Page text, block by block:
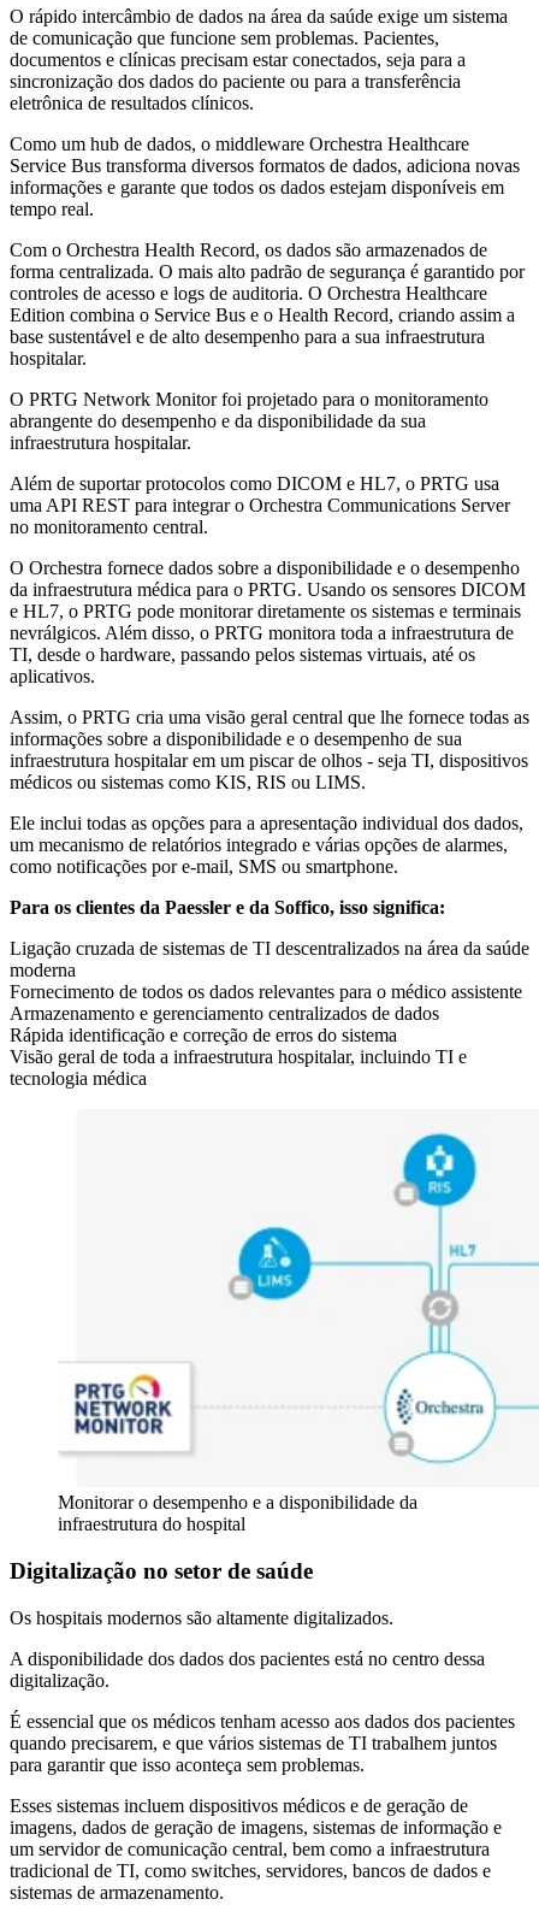
O rápido intercâmbio de dados na área da saúde exige um sistema
de comunicação que funcione sem problemas. Pacientes,
documentos e clínicas precisam estar conectados, seja para a
sincronização dos dados do paciente ou para a transferência
eletrônica de resultados clínicos.
Como um hub de dados, o middleware Orchestra Healthcare
Service Bus transforma diversos formatos de dados, adiciona novas
informações e garante que todos os dados estejam disponíveis em
tempo real.
Com o Orchestra Health Record, os dados são armazenados de
forma centralizada. O mais alto padrão de segurança é garantido por
controles de acesso e logs de auditoria. O Orchestra Healthcare
Edition combina o Service Bus e o Health Record, criando assim a
base sustentável e de alto desempenho para a sua infraestrutura
hospitalar.
O PRTG Network Monitor foi projetado para o monitoramento
abrangente do desempenho e da disponibilidade da sua
infraestrutura hospitalar.
Além de suportar protocolos como DICOM e HL7, o PRTG usa
uma API REST para integrar o Orchestra Communications Server
no monitoramento central.
O Orchestra fornece dados sobre a disponibilidade e o desempenho
da infraestrutura médica para o PRTG. Usando os sensores DICOM
e HL7, o PRTG pode monitorar diretamente os sistemas e terminais
nevrálgicos. Além disso, o PRTG monitora toda a infraestrutura de
TI, desde o hardware, passando pelos sistemas virtuais, até os
aplicativos.
Assim, o PRTG cria uma visão geral central que lhe fornece todas as
informações sobre a disponibilidade e o desempenho de sua
infraestrutura hospitalar em um piscar de olhos - seja TI, dispositivos
médicos ou sistemas como KIS, RIS ou LIMS.
Ele inclui todas as opções para a apresentação individual dos dados,
um mecanismo de relatórios integrado e várias opções de alarmes,
como notificações por e-mail, SMS ou smartphone.
Para os clientes da Paessler e da Soffico, isso significa:
Ligação cruzada de sistemas de TI descentralizados na área da saúde
moderna
Fornecimento de todos os dados relevantes para o médico assistente
Armazenamento e gerenciamento centralizados de dados
Rápida identificação e correção de erros do sistema
Visão geral de toda a infraestrutura hospitalar, incluindo TI e
tecnologia médica
Monitorar o desempenho e a disponibilidade da
infraestrutura do hospital
Digitalização no setor de saúde
Os hospitais modernos são altamente digitalizados.
A disponibilidade dos dados dos pacientes está no centro dessa
digitalização.
É essencial que os médicos tenham acesso aos dados dos pacientes
quando precisarem, e que vários sistemas de TI trabalhem juntos
para garantir que isso aconteça sem problemas.
Esses sistemas incluem dispositivos médicos e de geração de
imagens, dados de geração de imagens, sistemas de informação e
um servidor de comunicação central, bem como a infraestrutura
tradicional de TI, como switches, servidores, bancos de dados e
sistemas de armazenamento.